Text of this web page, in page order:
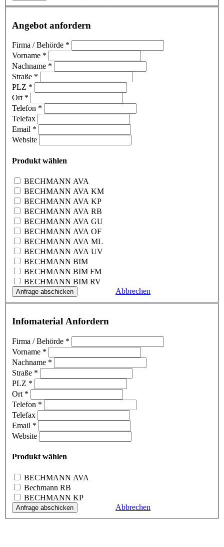
Angebot anfordern
Firma / Behörde *
Vorname *
Nachname *
Straße *
PLZ *
Ort *
Telefon *
Telefax
Email *
Website
Produkt wählen
BECHMANN AVA
BECHMANN AVA KM
BECHMANN AVA KP
BECHMANN AVA RB
BECHMANN AVA GU
BECHMANN AVA OF
BECHMANN AVA ML
BECHMANN AVA UV
BECHMANN BIM
BECHMANN BIM FM
BECHMANN BIM RV
Abbrechen
Infomaterial Anfordern
Firma / Behörde *
Vorname *
Nachname *
Straße *
PLZ *
Ort *
Telefon *
Telefax
Email *
Website
Produkt wählen
BECHMANN AVA
Bechmann RB
BECHMANN KP
Abbrechen